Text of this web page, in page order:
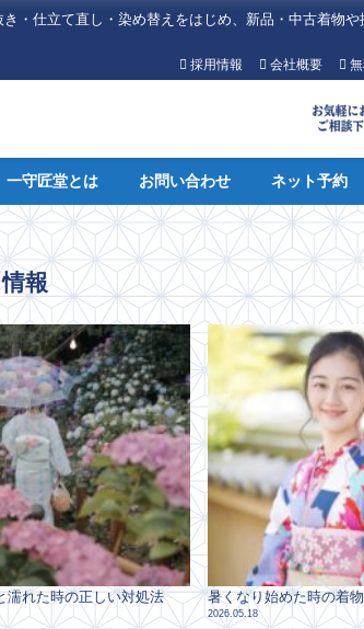
・仕立て直し・染め替えをはじめ、新品・中古着物
採用情報 会社概要
一守匠堂とは お問い合わせ ネット予約
報
濡れた時の正しい対処法 暑くなり始めた時の着
2026.05.18